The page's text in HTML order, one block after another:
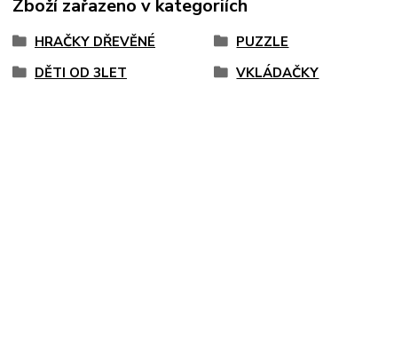
Zboží zařazeno v kategoriích
HRAČKY DŘEVĚNÉ PUZZLE
DĚTI OD 3LET
VKLÁDAČKY